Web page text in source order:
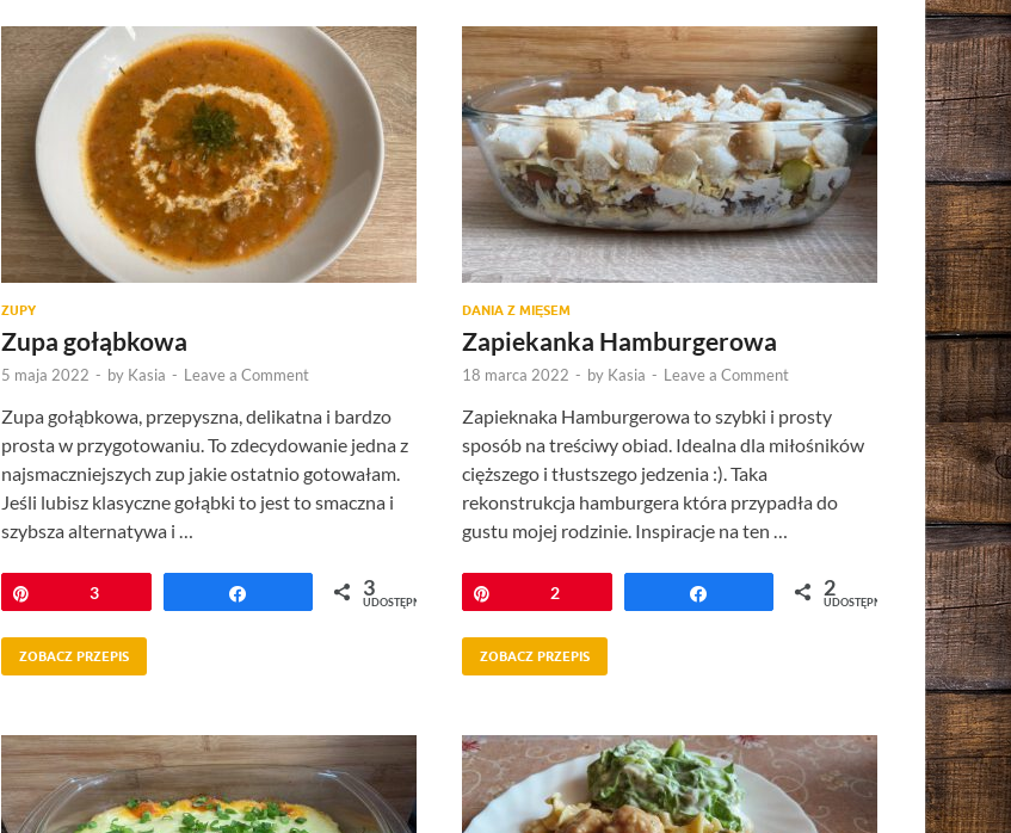
ZUPY
Zupa gołąbkowa
5 maja 2022 - by Kasia - Leave a Comment
Zupa gołąbkowa, przepyszna, delikatna i bardzo
prosta w przygotowaniu. To zdecydowanie jedna z
najsmaczniejszych zup jakie ostatnio gotowałam.
Jeśli lubisz klasyczne gołąbki to jest to smaczna i
szybsza alternatywa i …
Przypnij
3 Udostępnij 3
UDOSTĘPNIEŃ
ZOBACZ PRZEPIS
DANIA Z MIĘSEM
Zapiekanka Hamburgerowa
18 marca 2022 - by Kasia - Leave a Comment
Zapieknaka Hamburgerowa to szybki i prosty
sposób na treściwy obiad. Idealna dla miłośników
cięższego i tłustszego jedzenia :). Taka
rekonstrukcja hamburgera która przypadła do
gustu mojej rodzinie. Inspiracje na ten …
Przypnij
2 Udostępnij 2
UDOSTĘPNIEŃ
ZOBACZ PRZEPIS